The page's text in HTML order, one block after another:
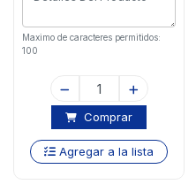
Maximo de caracteres permitidos:
100
Comprar
Agregar a la lista